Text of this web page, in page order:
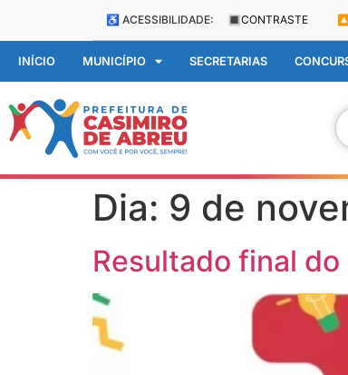
♿ ACESSIBILIDADE: 🔳 CONTRASTE 🔼
INÍCIO MUNICÍPIO SECRETARIAS
Dia: 9 de
Resultado final